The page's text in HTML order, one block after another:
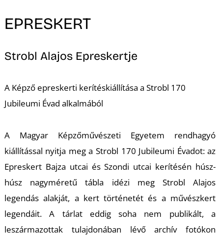
EPRESKERT
Strobl Alajos Epreskertje
A Képző epreskerti kerítéskiállítása a Strobl 170
Jubileumi Évad alkalmából
A Magyar Képzőművészeti Egyetem rendhagyó
kiállítással nyitja meg a Strobl 170 Jubileumi Évadot: az
Epreskert Bajza utcai és Szondi utcai kerítésén húsz-
húsz nagyméretű tábla idézi meg Strobl Alajos
legendás alakját, a kert történetét és a művészkert
legendáit. A tárlat eddig soha nem publikált, a
leszármazottak tulajdonában lévő archív fotókon